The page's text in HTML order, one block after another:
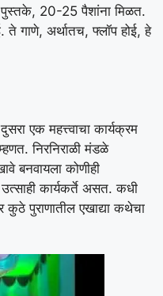
पुस्तके, 20-25 पैशांना मिळत.
गाणे, अर्थातच, फ्लॉप होई, हे
एक महत्त्वाचा कार्यक्रम
निरनिराळी मंडळे
बनवायला कोणीही
कार्यकर्ते असत. कधी
कुठे पुराणातील एखाद्या कथेचा